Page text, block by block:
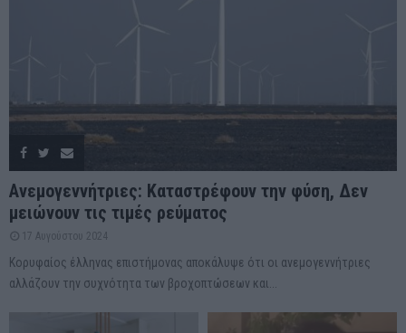
Ανεμογεννήτριες: Καταστρέφουν την φύση, Δεν
μειώνουν τις τιμές ρεύματος
17 Αυγούστου 2024
Κορυφαίος έλληνας επιστήμονας αποκάλυψε ότι οι ανεμογεννήτριες
αλλάζουν την συχνότητα των βροχοπτώσεων και...